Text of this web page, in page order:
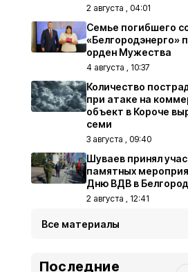
2 августа , 04:01
Семье погибшего
«Белгородэнерго»
орден Мужества
4 августа , 10:37
Количество
при атаке на
объект в Короче
семи
3 августа , 09:40
Шуваев принял
памятных
Дню ВДВ в
2 августа , 12:41
Все материалы
Последние